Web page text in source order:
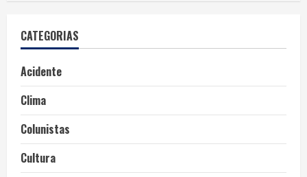
CATEGORIAS
Acidente
Clima
Colunistas
Cultura